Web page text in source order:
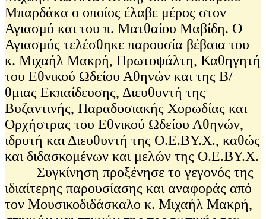
Μπαρδάκα ο οποίος έλαβε μέρος στον
Αγιασμό και του π. Ματθαίου Μαβίδη. Ο
Αγιασμός τελέσθηκε παρουσία βέβαια του
κ. Μιχαήλ Μακρή, Πρωτοψάλτη, Καθηγητή
του Εθνικού Ωδείου Αθηνών και της Β/
θμιας Εκπαίδευσης, Διευθυντή της
Βυζαντινής, Παραδοσιακής Χορωδίας και
Ορχήστρας του Εθνικού Ωδείου Αθηνών,
ιδρυτή και Διευθυντή της Ο.Ε.ΒΥ.Χ., καθώς
και διδασκομένων και μελών της Ο.Ε.ΒΥ.Χ.
Συγκίνηση προξένησε το γεγονός της
ιδιαίτερης παρουσίασης και αναφοράς από
τον Μουσικοδιδάσκαλο κ. Μιχαήλ Μακρή,